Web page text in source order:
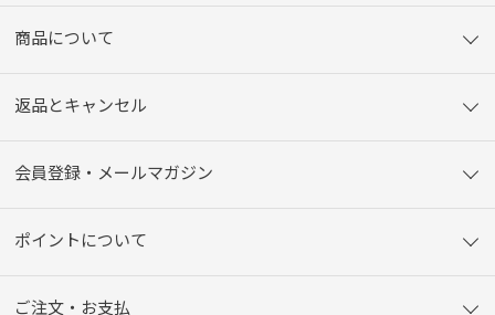
商品について
返品とキャンセル
会員登録・メールマガジン
ポイントについて
ご注文・お支払